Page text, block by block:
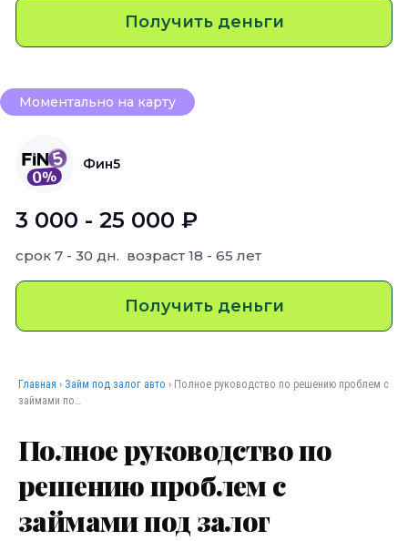
Получить деньги
Моментально на карту
Фин5
3 000 - 25 000 ₽
срок 7 - 30 дн. возраст 18 - 65 лет
Получить деньги
Главная › Займ под залог авто › Полное руководство по решению проблем с
займами по…
Полное руководство по
решению проблем с
займами под залог